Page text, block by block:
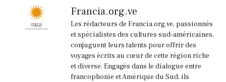
Francia.org.ve
Les rédacteurs de Francia.org.ve, passionnés
et spécialistes des cultures sud-américaines,
conjuguent leurs talents pour offrir des
voyages écrits au cœur de cette région riche
et diverse. Engagés dans le dialogue entre
francophonie et Amérique du Sud, ils